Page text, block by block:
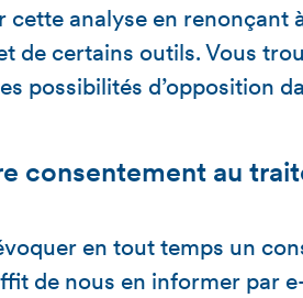
cette analyse en renonçant
de certains outils. Vous
possibilités d’opposition
consentement au
en tout temps un
de nous en informer par